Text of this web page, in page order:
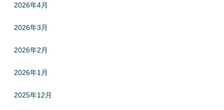
2026年4月
2026年3月
2026年2月
2026年1月
2025年12月